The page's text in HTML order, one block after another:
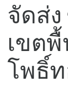
จัดส่
เขต
โพธิ์ท